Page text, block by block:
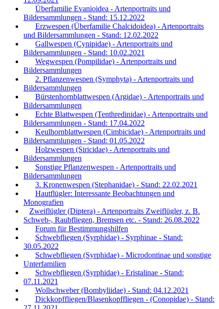
Überfamilie Evanioidea - Artenportraits und
Bildersammlungen - Stand: 15.12.2022
Erzwespen (Überfamilie Chalcidoidea) - Artenportraits
und Bildersammlungen - Stand: 12.02.2022
Gallwespen (Cynipidae) - Artenportraits und
Bildersammlungen - Stand: 10.02.2021
Wegwespen (Pompilidae) - Artenportraits und
Bildersammlungen
2. Pflanzenwespen (Symphyta) - Artenportraits und
Bildersammlungen
Bürstenhornblattwespen (Argidae) - Artenportraits und
Bildersammlungen
Echte Blattwespen (Tenthredinidae) - Artenportraits und
Bildersammlungen - Stand: 17.04.2022
Keulhornblattwespen (Cimbicidae) - Artenportraits und
Bildersammlungen - Stand: 01.05.2022
Holzwespen (Siricidae) - Artenportraits und
Bildersammlungen
Sonstige Pflanzenwespen - Artenportraits und
Bildersammlungen
3. Kronenwespen (Stephanidae) - Stand: 22.02.2021
Hautflügler: Interessante Beobachtungen und
Monografien
Zweiflügler (Diptera) - Artenportraits Zweiflügler, z. B.
Schweb-, Raubfliegen, Bremsen etc. - Stand: 26.08.2022
Forum für Bestimmungshilfen
Schwebfliegen (Syrphidae) - Syrphinae - Stand:
30.05.2022
Schwebfliegen (Syrphidae) - Microdontinae und sonstige
Unterfamilien
Schwebfliegen (Syrphidae) - Eristalinae - Stand:
07.11.2021
Wollschweber (Bombyliidae) - Stand: 04.12.2021
Dickkopffliegen/Blasenkopffliegen - (Conopidae) - Stand: